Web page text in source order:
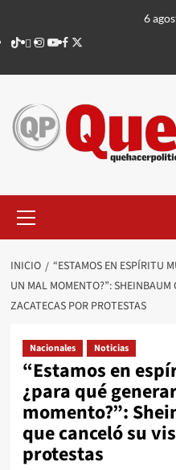
contenido
6
TikTok
threads
Instagram
Youtube
Facebook
X
principal
INICIO
“ESTAMOS EN ESPÍRITU
UN MAL MOMENTO?”:
ZACATECAS POR PROTESTAS
Nacionales Noticias
“Estamos en
¿para qué
momento?”:
que canceló su
protestas